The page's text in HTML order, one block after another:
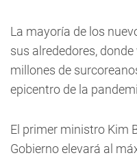
La mayoría de los
sus alrededores,
millones de
epicentro de la
El primer ministro Kim
Gobierno elevará al